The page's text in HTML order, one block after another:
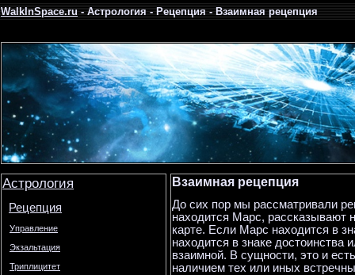
WalkInSpace.ru- Астрология - Рецепция - Взаимная рецепция
Астрология
Рецепция
Управление
Экзальтация
Триплицитет
Взаимная рецепция
До сих пор мы рассматривали
находится Марс, рассказывают
карте. Если Марс находится в
находится в знаке достоинства
взаимной. В сущности, это и
наличием тех или иных